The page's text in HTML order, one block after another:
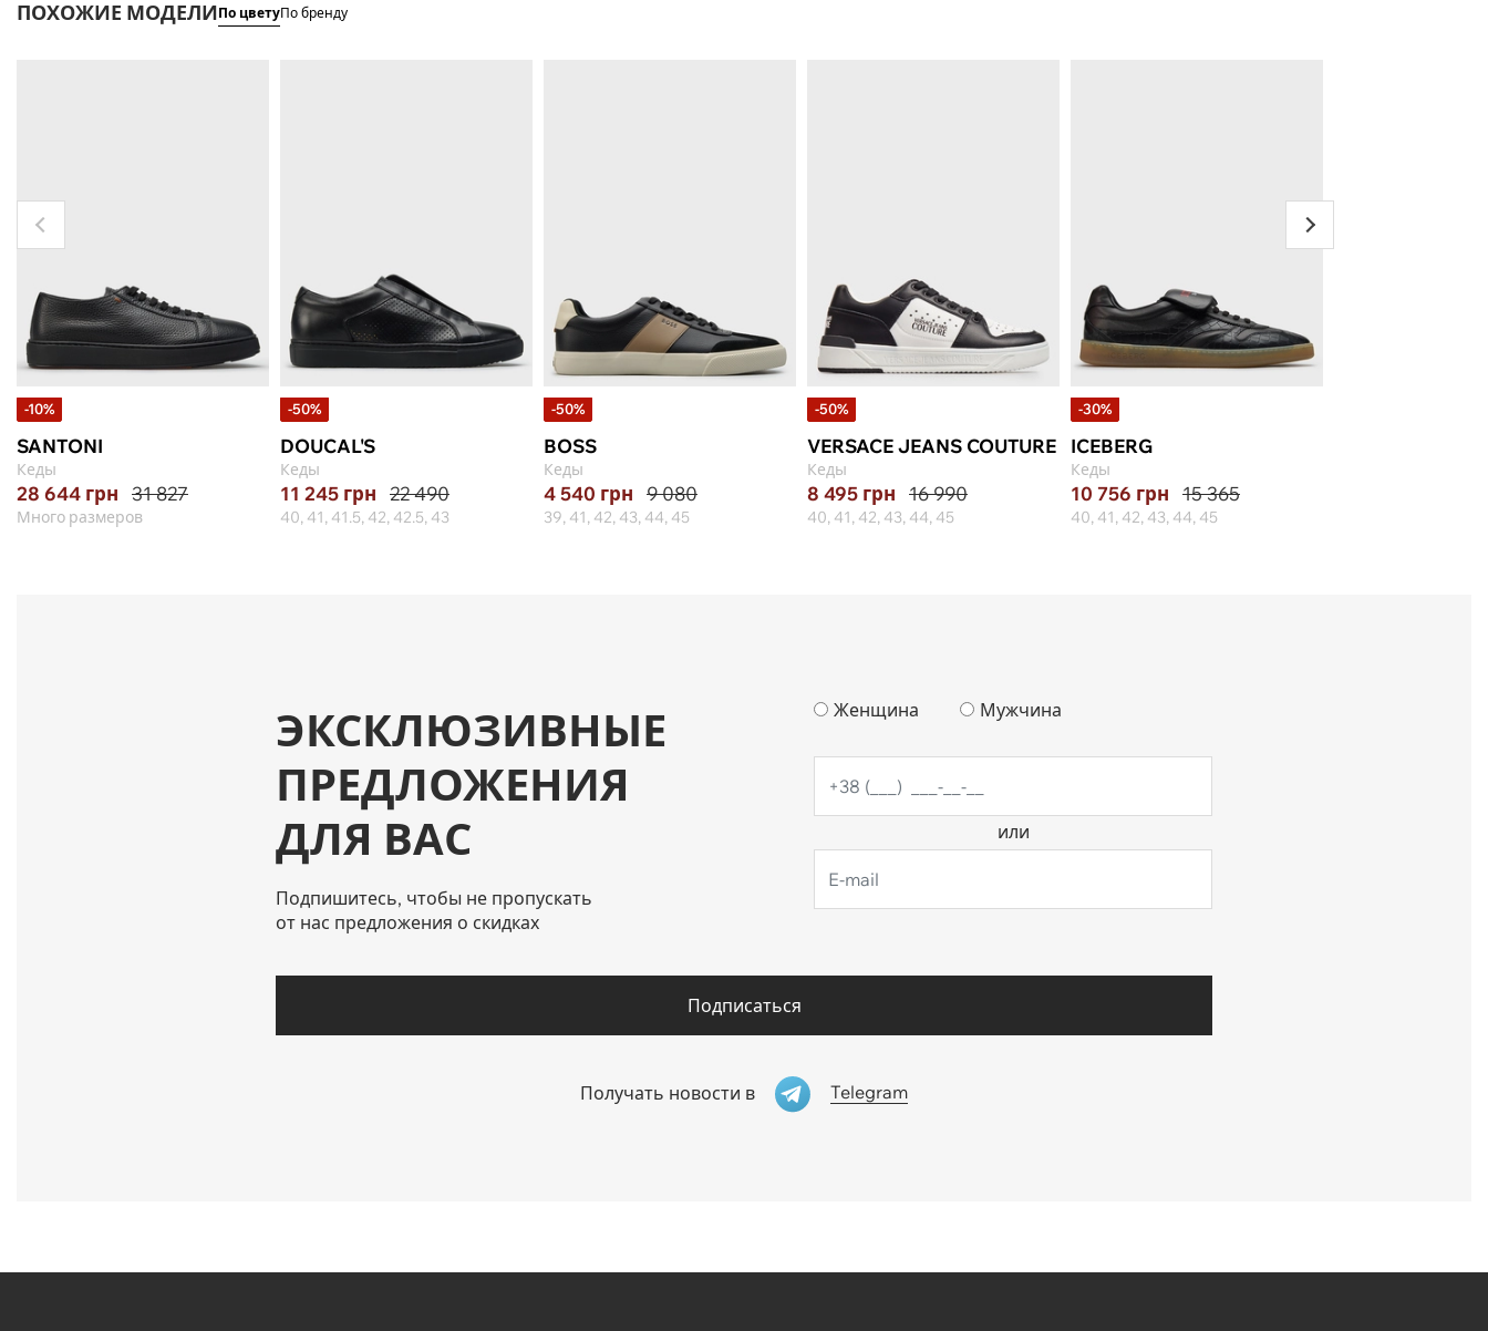
ПОХОЖИЕ МОДЕЛИПо цветуПо бренду
-10%
SANTONI
Кеды
28 644 грн 31 827
Много размеров
-50%
DOUCAL'S
Кеды
11 245 грн 22 490
40, 41, 41.5, 42, 42.5, 43
-50%
BOSS
Кеды
4 540 грн 9 080
39, 41, 42, 43, 44, 45
-50%
VERSACE JEANS COUTURE
Кеды
8 495 грн 16 990
40, 41, 42, 43, 44, 45
-30%
ICEBERG
Кеды
10 756 грн 15 365
40, 41, 42, 43, 44, 45
ЭКСКЛЮЗИВНЫЕ
ПРЕДЛОЖЕНИЯ
ДЛЯ ВАС
Подпишитесь, чтобы не пропускать
от нас предложения о скидках
Женщина Мужчина
или
Подписаться
Получать новости в Telegram